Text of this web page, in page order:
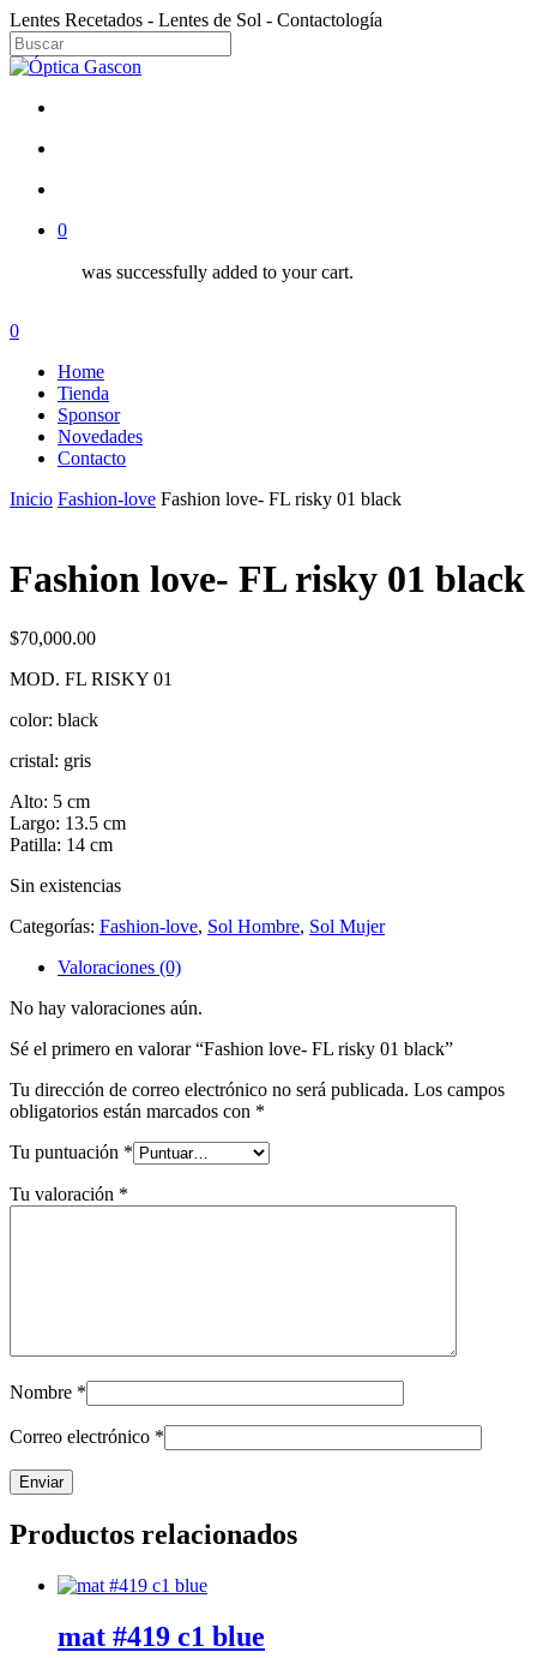
Skip
to
main
content
Lentes Recetados - Lentes de Sol - Contactología
Close
0
was successfully added to your cart.
Menu
search
account
0
Home
Tienda
Sponsor
Novedades
Contacto
Inicio Fashion-love Fashion love- FL risky 01 black
Fashion love- FL risky 01 black
$70,000.00
MOD. FL RISKY 01
color: black
cristal: gris
Alto: 5 cm
Largo: 13.5 cm
Patilla: 14 cm
Sin existencias
Categorías: Fashion-love, Sol Hombre, Sol Mujer
Valoraciones (0)
No hay valoraciones aún.
Sé el primero en valorar “Fashion love- FL risky 01 black”
Tu dirección de correo electrónico no será publicada. Los campos
obligatorios están marcados con *
Tu puntuación *
Tu valoración *
Nombre *
Correo electrónico *
Productos relacionados
mat #419 c1 blue